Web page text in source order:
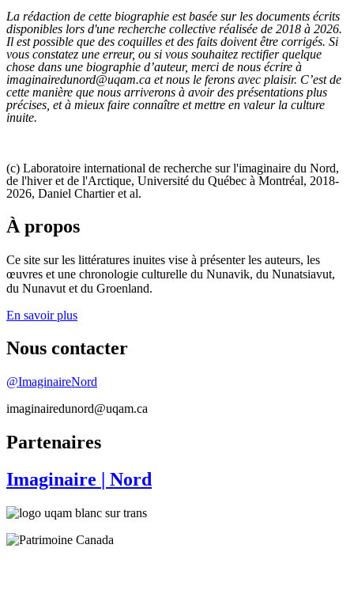
La rédaction de cette biographie est basée sur les documents écrits
disponibles lors d'une recherche collective réalisée de 2018 à 2026.
Il est possible que des coquilles et des faits doivent être corrigés. Si
vous constatez une erreur, ou si vous souhaitez rectifier quelque
chose dans une biographie d’auteur, merci de nous écrire à
imaginairedunord@uqam.ca et nous le ferons avec plaisir. C’est de
cette manière que nous arriverons à avoir des présentations plus
précises, et à mieux faire connaître et mettre en valeur la culture
inuite.
(c) Laboratoire international de recherche sur l'imaginaire du Nord,
de l'hiver et de l'Arctique, Université du Québec à Montréal, 2018-
2026, Daniel Chartier et al.
À propos
Ce site sur les littératures inuites vise à présenter les auteurs, les
œuvres et une chronologie culturelle du Nunavik, du Nunatsiavut,
du Nunavut et du Groenland.
En savoir plus
Nous contacter
@ImaginaireNord
imaginairedunord@uqam.ca
Partenaires
Imaginaire
| Nord